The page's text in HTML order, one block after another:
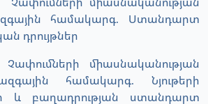
համակարգ. Ստանդարտ
դրույթներ
Չափումների միասնականության
համակարգ. Նյութերի
և բաղադրության ստանդարտ